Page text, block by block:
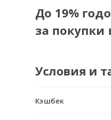
До 19%
за покупки
Условия и
Кэшбек